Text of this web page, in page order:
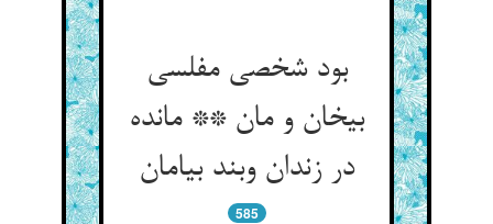
بود شخصی مفلسی
بی‏خان و مان ** مانده
در زندان وبند بی‏امان‏
585